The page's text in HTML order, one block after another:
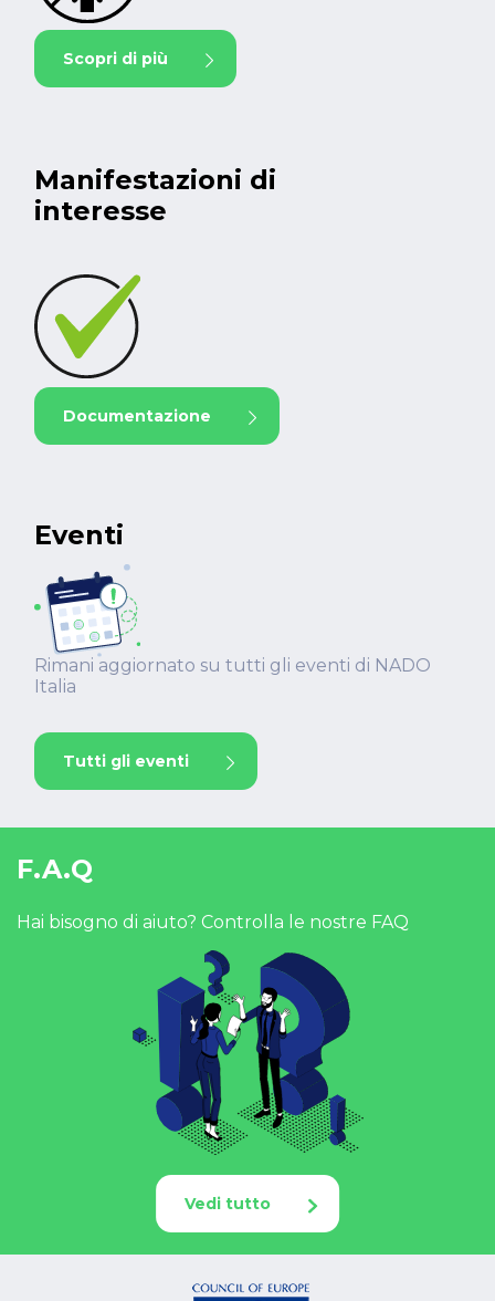
Scopri di più
Manifestazioni di
interesse
Documentazione
Eventi
Rimani aggiornato su tutti gli eventi di NADO
Italia
Tutti gli eventi
F.A.Q
Hai bisogno di aiuto? Controlla le nostre FAQ
Vedi tutto